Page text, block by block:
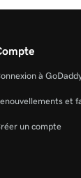
à
et
un compte